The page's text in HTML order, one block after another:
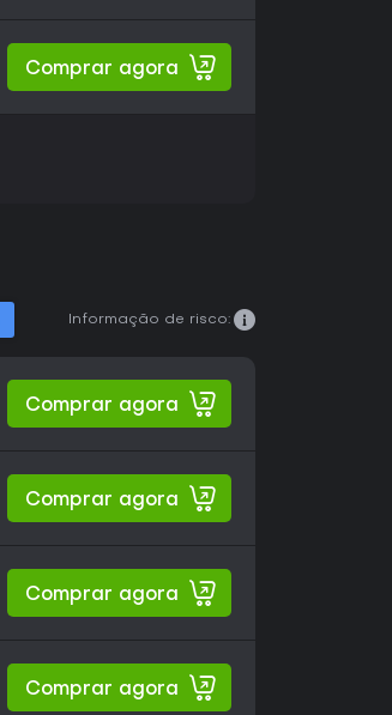
Comprar agora
Informação de risco:
Comprar agora
Comprar agora
Comprar agora
Comprar agora